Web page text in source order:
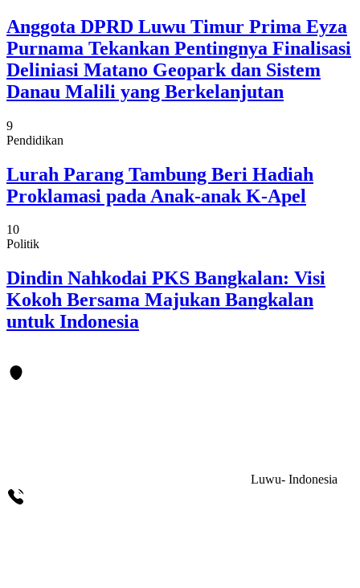
Anggota DPRD Luwu Timur Prima Eyza
Purnama Tekankan Pentingnya Finalisasi
Deliniasi Matano Geopark dan Sistem
Danau Malili yang Berkelanjutan
9
Pendidikan
Lurah Parang Tambung Beri Hadiah
Proklamasi pada Anak-anak K-Apel
10
Politik
Dindin Nahkodai PKS Bangkalan: Visi
Kokoh Bersama Majukan Bangkalan
untuk Indonesia
Luwu- Indonesia